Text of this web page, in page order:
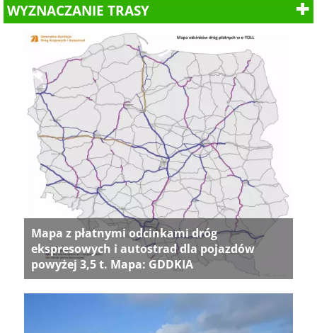
WYZNACZANIE TRASY
Mapa z płatnymi odcinkami dróg
ekspresowych i autostrad dla pojazdów
powyżej 3,5 t. Mapa: GDDKIA